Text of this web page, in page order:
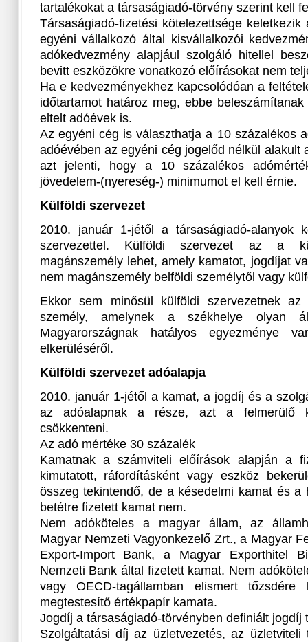
tartalékokat a társaságiadó-törvény szerint kell
Társaságiadó-fizetési kötelezettsége
egyéni vállalkozó által kisvállalkozói
adókedvezmény alapjául szolgáló hitellel
bevitt eszközökre vonatkozó előírásokat nem
Ha e kedvezményekhez kapcsolódóan a
időtartamot határoz meg, ebbe
eltelt adóévek is.
Az egyéni cég is választhatja a 10 százalékos
adóévében az egyéni cég jogelőd nélkül alakult
azt jelenti, hogy a 10 százalékos
jövedelem-(nyereség-) minimumot el kell érnie.
Külföldi szervezet
2010. január 1-jétől a társaságiadó-alanyok
szervezettel. Külföldi szervezet az a
magánszemély lehet, amely kamatot, jogdíjat
nem magánszemély belföldi személytől vagy
Ekkor sem minősül külföldi szervezetnek az
személy, amelynek a székhelye olyan
Magyarországnak hatályos egyezménye
elkerüléséről.
Külföldi szervezet adóalapja
2010. január 1-jétől a kamat, a jogdíj és a
az adóalapnak a része, azt a felmerülő
csökkenteni.
Az adó mértéke 30 százalék
Kamatnak a számviteli előírások alapján a
kimutatott, ráfordításként vagy eszköz
összeg tekintendő, de a késedelmi kamat és a
betétre fizetett kamat nem.
Nem adóköteles a magyar állam, az
Magyar Nemzeti Vagyonkezelő Zrt., a Magyar
Export-Import Bank, a Magyar Exporthitel
Nemzeti Bank által fizetett kamat. Nem
vagy OECD-tagállamban elismert tőzsdére
megtestesítő értékpapír kamata.
Jogdíj a társaságiadó-törvényben definiált jogdíj
Szolgáltatási díj az üzletvezetés, az